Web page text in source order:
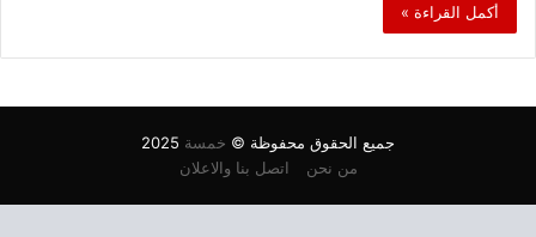
أكمل القراءة »
جميع الحقوق محفوظة © خمسة
من نحن
اتصل بنا والاعلان